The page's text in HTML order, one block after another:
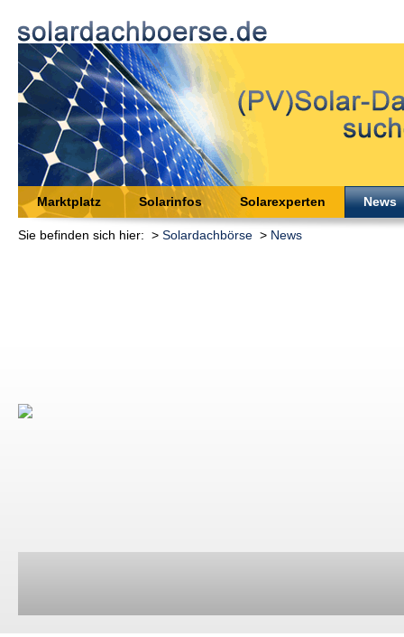
Marktplatz Solarinfos Solarexperten News
Sie befinden sich hier: > Solardachbörse > News